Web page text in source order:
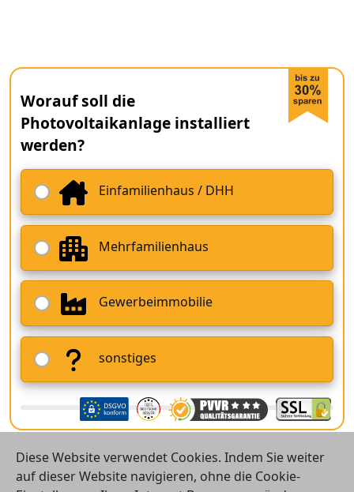
Worauf soll die
Photovoltaikanlage installiert
werden?
Einfamilienhaus / DHH
Mehrfamilienhaus
Gewerbeimmobilie
sonstiges
Diese Website verwendet Cookies. Indem Sie weiter
auf dieser Website navigieren, ohne die Cookie-